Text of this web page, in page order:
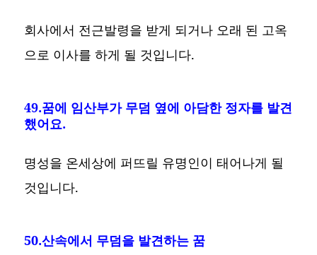
회사에서 전근발령을 받게 되거나 오래 된 고옥
으로 이사를 하게 될 것입니다.
49.꿈에 임산부가 무덤 옆에 아담한 정자를 발견
했어요.
명성을 온세상에 퍼뜨릴 유명인이 태어나게 될
것입니다.
50.산속에서 무덤을 발견하는 꿈